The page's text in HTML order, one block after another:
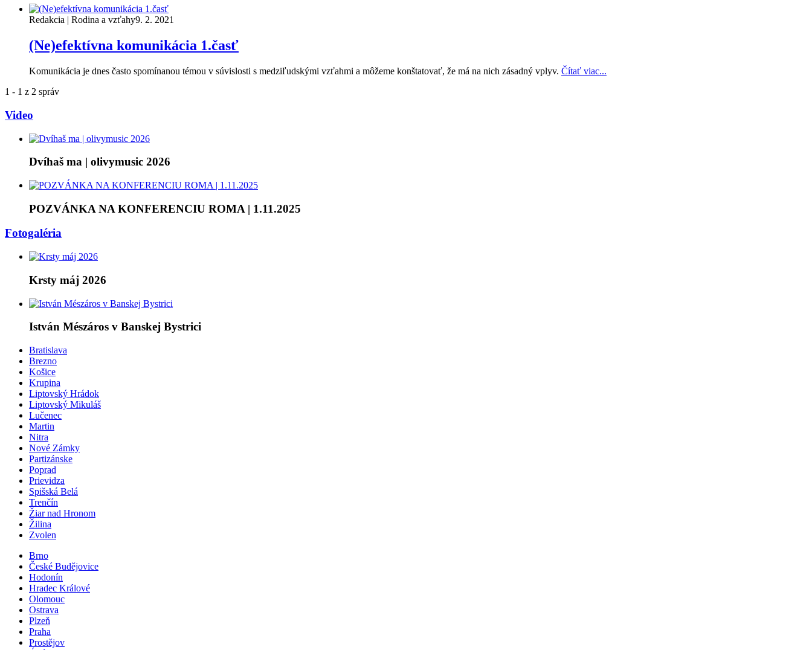
Redakcia | Rodina a vzťahy9. 2. 2021
(Ne)efektívna komunikácia 1.časť
Komunikácia je dnes často spomínanou témou v súvislosti s medziľudskými vzťahmi a môžeme konštatovať, že má na nich zásadný vplyv. Čítať viac...
1 - 1 z 2 správ
Video
Dvíhaš ma | olivymusic 2026
POZVÁNKA NA KONFERENCIU ROMA | 1.11.2025
Fotogaléria
Krsty máj 2026
István Mészáros v Banskej Bystrici
Bratislava
Brezno
Košice
Krupina
Liptovský Hrádok
Liptovský Mikuláš
Lučenec
Martin
Nitra
Nové Zámky
Partizánske
Poprad
Prievidza
Spišská Belá
Trenčín
Žiar nad Hronom
Žilina
Zvolen
Brno
České Budějovice
Hodonín
Hradec Králové
Olomouc
Ostrava
Plzeň
Praha
Prostějov